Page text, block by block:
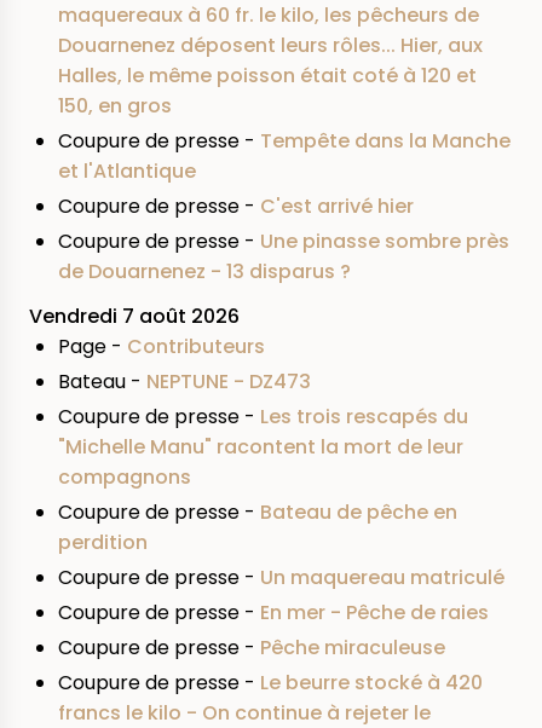
maquereaux à 60 fr. le kilo, les pêcheurs de
Douarnenez déposent leurs rôles... Hier, aux
Halles, le même poisson était coté à 120 et
150, en gros
Coupure de presse - Tempête dans la Manche
et l'Atlantique
Coupure de presse - C'est arrivé hier
Coupure de presse - Une pinasse sombre près
de Douarnenez - 13 disparus ?
Vendredi 7 août 2026
Page - Contributeurs
Bateau - NEPTUNE - DZ473
Coupure de presse - Les trois rescapés du
"Michelle Manu" racontent la mort de leur
compagnons
Coupure de presse - Bateau de pêche en
perdition
Coupure de presse - Un maquereau matriculé
Coupure de presse - En mer - Pêche de raies
Coupure de presse - Pêche miraculeuse
Coupure de presse - Le beurre stocké à 420
francs le kilo - On continue à rejeter le